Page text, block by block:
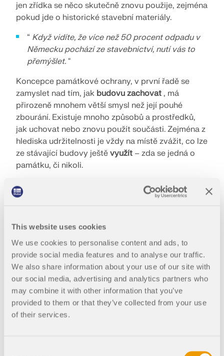
This website uses cookies
We use cookies to personalise content and ads, to
provide social media features and to analyse our traffic.
We also share information about your use of our site with
our social media, advertising and analytics partners who
may combine it with other information that you’ve
provided to them or that they’ve collected from your use
of their services.
jen zřídka se něco skutečně znovu použije, zejména
pokud jde o historické stavební materiály.
“ Když vidíte, že více než 50 procent odpadu v
Německu pochází ze stavebnictví, nutí vás to
přemýšlet. "
Koncepce památkové ochrany, v první řadě se
zamyslet nad tím, jak budovu zachovat , má
přirozeně mnohem větší smysl než její pouhé
zbourání. Existuje mnoho způsobů a prostředků,
jak uchovat nebo znovu použít součásti. Zejména z
hlediska udržitelnosti je vždy na místě zvážit, co lze
ze stávající budovy ještě využít – zda se jedná o
památku, či nikoli.